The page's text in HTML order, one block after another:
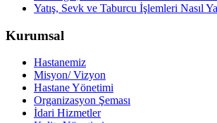
Yatış, Sevk ve Taburcu İşlemleri Nasıl
Kurumsal
Hastanemiz
Misyon/ Vizyon
Hastane Yönetimi
Organizasyon Şeması
İdari Hizmetler